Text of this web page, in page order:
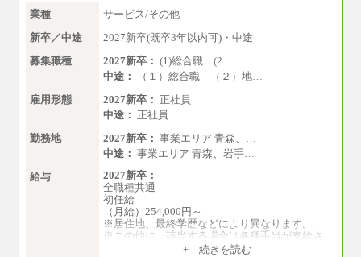
業種
サービス/その他
新卒／中途
2027新卒(既卒3年以内可)・中途
募集職種
2027新卒： (1)総合職 (2…
中途：
（１）総合職 （２）地…
雇用形態
2027新卒： 正社員
中途： 正社員
勤務地
2027新卒： 事業エリア 青森、…
中途： 事業エリア 青森、岩手…
給与
2027新卒：
全職種共通
初任給
（月給）254,000円～
※居住地、最終学歴などにより異なります。
※この他に、該当する場合は各種手当が支給さ
+ 続きを読む